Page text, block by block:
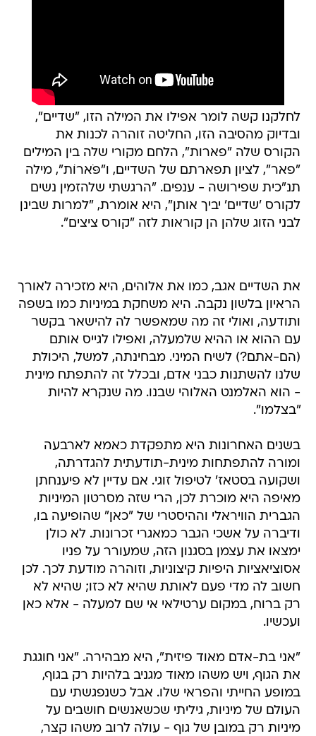
לחלקנו קשה לומר אפילו את המילה הזו, "שדיים",
ובדיוק מהסיבה הזו, החליטה זוהרה לכנות את
הקורס שלה "פארות", הלחם מקורי שלה בין המילים
"פאר", לציון תפארתם של השדיים, ו"פֹּארוֹת", מילה
תנ"כית שפירושה - ענפים. "הרגשתי שלהזמין נשים
לקורס 'שדיים' יביך אותן", היא אומרת, "למרות שבינן
לבני הזוג שלהן הן קוראות לזה "קורס ציצים".
את השדיים אגב, כמו את אלוהים, היא מזכירה לאורך
הראיון בלשון נקבה. היא משחקת במיניות כמו בשפה
ותודעה, ואולי זה מה שמאפשר לה להישאר בקשר
עם ההוא או ההיא שלמעלה, ואפילו לגייס אותם
(הם-אתם?) לשיח המיני. מבחינתה, למשל, היכולת
שלנו להשתנות כבני אדם, ובכלל זה להתפתח מינית
- הוא האלמנט האלוהי שבנו. מה שנקרא להיות
"בצלמו".
בשנים האחרונות היא מתפקדת כאמא לארבעה
ומורה להתפתחות מינית-תודעתית להגדרתה,
ושקועה בסטאז' לטיפול זוגי. אם עדיין לא פיענחתן
מאיפה היא מוכרת לכן, הרי שזה מסרטון המיניות
הגברית הוויראלי וההיסטרי של "כאן" שהופיעה בו,
ודיברה על אשכי הגבר כמאגרי זכרונות. לא כולן
ימצאו את עצמן בסגנון הזה, שמעורר על פניו
אסוציאציות היפיות קיצוניות, וזוהרה מודעת לכך. לכן
חשוב לה מדי פעם לאותת שהיא לא כזו; שהיא לא
רק ברוח, במקום ערטילאי אי שם למעלה - אלא כאן
ועכשיו.
"אני בת-אדם מאוד פיזית", היא מבהירה. "אני חוגגת
את הגוף, ויש משהו מאוד מגניב בלהיות רק בגוף,
במופע החייתי והפראי שלו. אבל כשנפגשתי עם
העולם של מיניות, גיליתי שכשאנשים חושבים על
מיניות רק במובן של גוף - עולה לרוב משהו קצר,